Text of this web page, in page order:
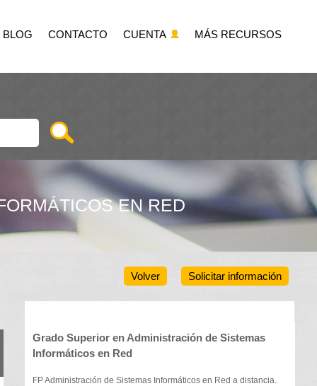
BLOG CONTACTO CUENTA MÁS RECURSOS
EN RED
Solicitar información
Volver
Grado Superior en Administración de Sistemas
Informáticos en Red
FP Administración de Sistemas Informáticos en Red a distancia.